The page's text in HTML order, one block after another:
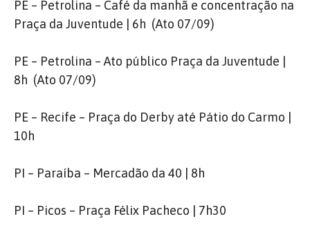
PE – Petrolina – Café da manhã e concentração na
Praça da Juventude | 6h (Ato 07/09)
PE – Petrolina – Ato público Praça da Juventude |
8h (Ato 07/09)
PE – Recife – Praça do Derby até Pátio do Carmo |
10h
PI – Paraíba – Mercadão da 40 | 8h
PI – Picos – Praça Félix Pacheco | 7h30